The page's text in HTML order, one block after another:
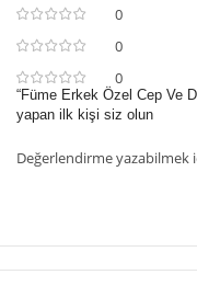
0
0
0
“Füme Erkek Özel Cep Ve
yapan ilk kişi siz olun
Değerlendirme yazabilmek